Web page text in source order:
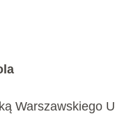
Warszawskiego